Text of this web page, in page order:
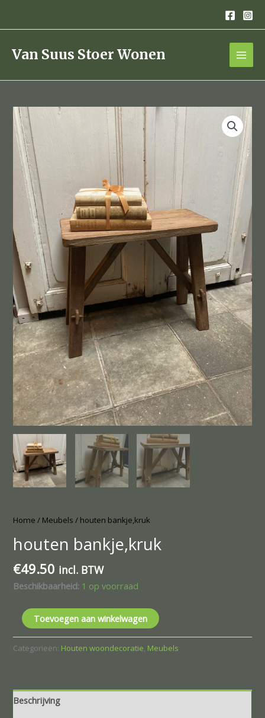
de
inhoudVan Suus Stoer Wonen
Home / Meubels / houten bankje,kruk
houten bankje,kruk
€49.50 incl. BTW
Beschikbaarheid: 1 op voorraad
houten
bankje,kruk
aantal
Toevoegen aan winkelwagen
Categorieën: Houten woondecoratie, Meubels
Beschrijving